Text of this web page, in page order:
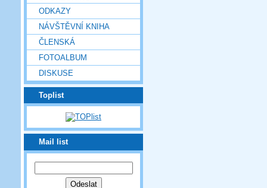
ODKAZY
NÁVŠTĚVNÍ KNIHA
ČLENSKÁ
FOTOALBUM
DISKUSE
Toplist
Mail list